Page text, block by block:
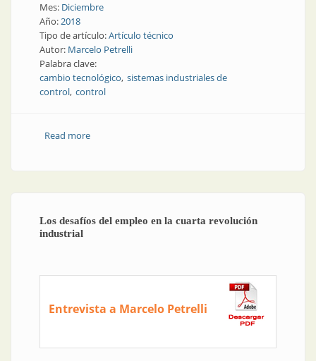
Mes: Diciembre
Año:2018
Tipo de artículo:Artículo técnico
Autor: Marcelo Petrelli
Palabra clave:
cambio tecnológico sistemas industriales de
control control
Read moreabout Sistemas industriales de control en la era digital
Los desafíos del empleo en la cuarta revolución
industrial
Entrevista a Marcelo Petrelli